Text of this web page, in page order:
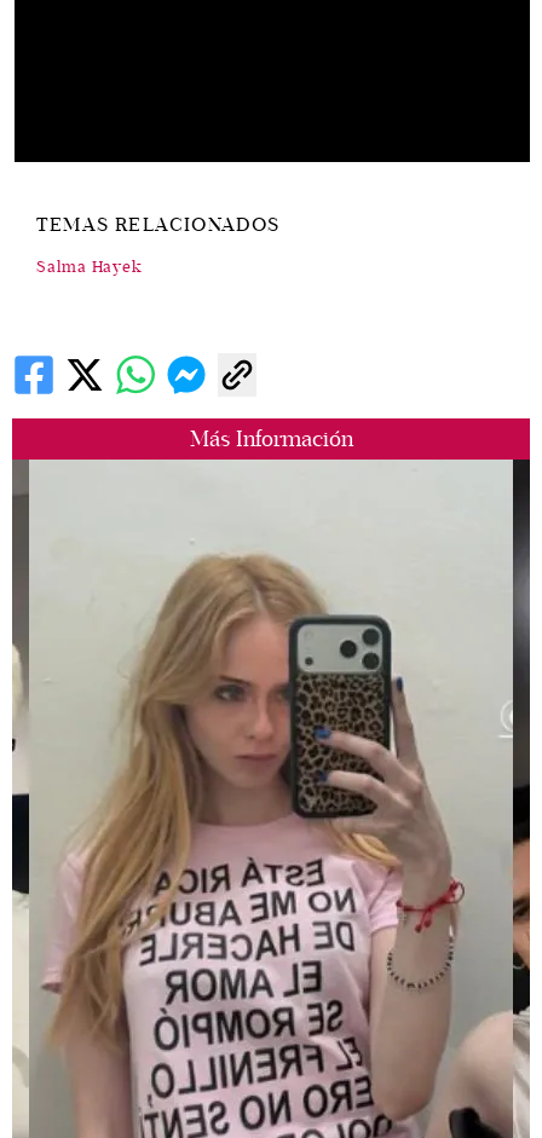
Más Información
TEMAS RELACIONADOS
Salma Hayek